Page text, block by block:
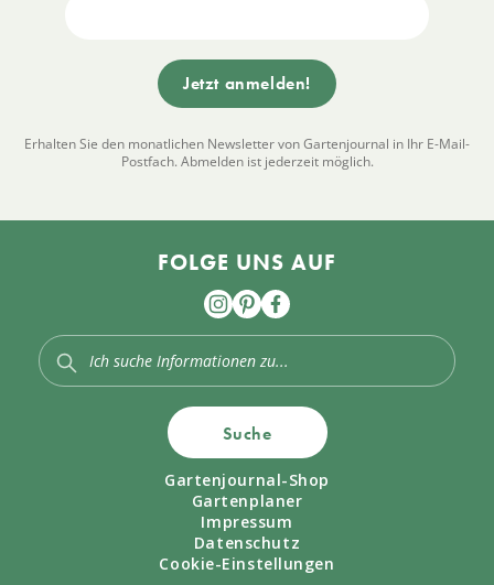
Erhalten Sie den monatlichen Newsletter von Gartenjournal in Ihr E-Mail-
Postfach. Abmelden ist jederzeit möglich.
FOLGE UNS AUF
Suche
Gartenjournal-Shop
Gartenplaner
Impressum
Datenschutz
Cookie-Einstellungen